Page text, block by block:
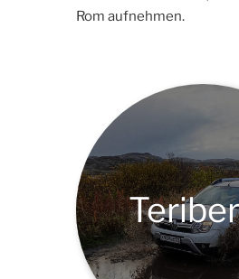
Rom aufnehmen.